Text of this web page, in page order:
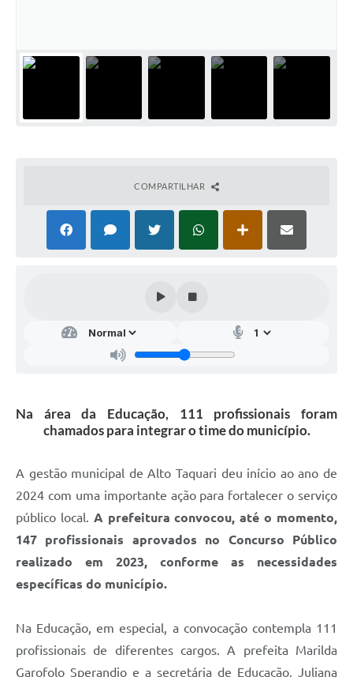
COMPARTILHAR
Na área da Educação, 111 profissionais foram
chamados para integrar o time do município.
A gestão municipal de Alto Taquari deu início ao ano de
2024 com uma importante ação para fortalecer o serviço
público local. A prefeitura convocou, até o momento,
147 profissionais aprovados no Concurso Público
realizado em 2023, conforme as necessidades
específicas do município.
Na Educação, em especial, a convocação contempla 111
profissionais de diferentes cargos. A prefeita Marilda
Garofolo Sperandio e a secretária de Educação, Juliana